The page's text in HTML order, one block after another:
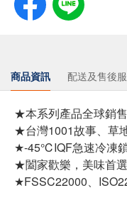
商品資訊 配送及售後
★本系列產品全球銷
★台灣1001故事、草
★-45℃IQF急速冷凍
★闔家歡樂，美味首選
★FSSC22000、